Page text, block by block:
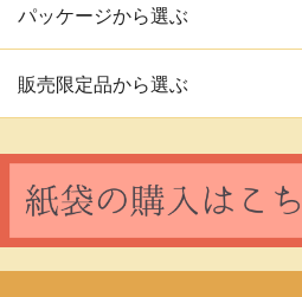
パッケージから選ぶ
販売限定品から選ぶ